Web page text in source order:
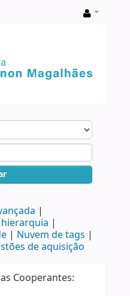
Nuvem de tags
de aquisição
Cooperantes: